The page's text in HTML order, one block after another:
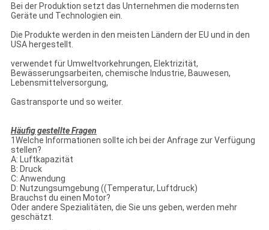
Bei der Produktion setzt das Unternehmen die modernsten
Geräte und Technologien ein.
Die Produkte werden in den meisten Ländern der EU und in den
USA hergestellt.
verwendet für Umweltvorkehrungen, Elektrizität,
Bewässerungsarbeiten, chemische Industrie, Bauwesen,
Lebensmittelversorgung,
Gastransporte und so weiter.
Häufig gestellte Fragen
1Welche Informationen sollte ich bei der Anfrage zur Verfügung
stellen?
A: Luftkapazität
B: Druck
C: Anwendung
D: Nutzungsumgebung ((Temperatur, Luftdruck)
Brauchst du einen Motor?
Oder andere Spezialitäten, die Sie uns geben, werden mehr
geschätzt.